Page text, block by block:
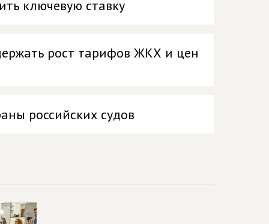
ключевую ставку
рост тарифов ЖКХ и цен
российских судов